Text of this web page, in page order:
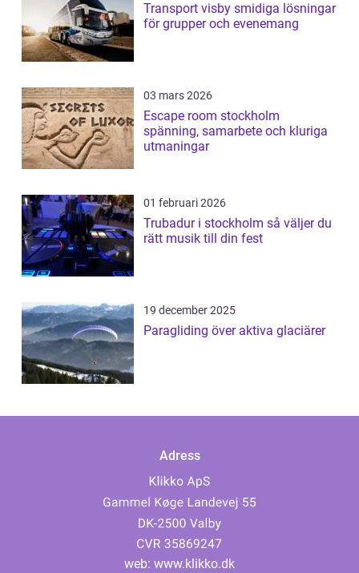
Transport visby smidiga lösningar
för grupper och evenemang
03 mars 2026
Escape room stockholm
spänning, samarbete och kluriga
utmaningar
01 februari 2026
Trubadur i stockholm så väljer du
rätt musik till din fest
19 december 2025
Paragliding över aktiva glaciärer
Adress
web: www.klikko.dk